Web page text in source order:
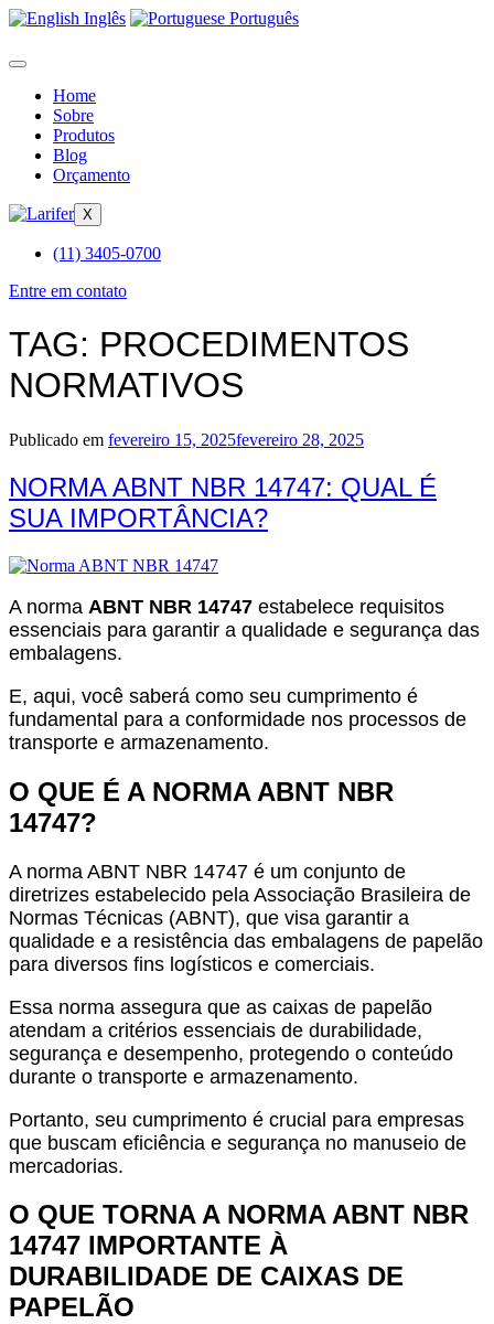
Inglês Português
Home
Sobre
Produtos
Blog
Orçamento
X
(11) 3405-0700
Entre em contato
TAG: PROCEDIMENTOS
NORMATIVOS
Publicado em fevereiro 15, 2025fevereiro 28, 2025
NORMA ABNT NBR 14747: QUAL É
SUA IMPORTÂNCIA?
A norma ABNT NBR 14747 estabelece requisitos
essenciais para garantir a qualidade e segurança das
embalagens.
E, aqui, você saberá como seu cumprimento é
fundamental para a conformidade nos processos de
transporte e armazenamento.
O QUE É A NORMA ABNT NBR
14747?
A norma ABNT NBR 14747 é um conjunto de
diretrizes estabelecido pela Associação Brasileira de
Normas Técnicas (ABNT), que visa garantir a
qualidade e a resistência das embalagens de papelão
para diversos fins logísticos e comerciais.
Essa norma assegura que as caixas de papelão
atendam a critérios essenciais de durabilidade,
segurança e desempenho, protegendo o conteúdo
durante o transporte e armazenamento.
Portanto, seu cumprimento é crucial para empresas
que buscam eficiência e segurança no manuseio de
mercadorias.
O QUE TORNA A NORMA ABNT NBR
14747 IMPORTANTE À
DURABILIDADE DE CAIXAS DE
PAPELÃO